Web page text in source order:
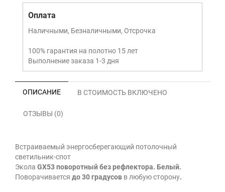
Оплата
Наличными, Безналичными, Отсрочка
100% гарантия на полотно 15 лет
Выполнение заказа 1-3 дня
ОПИСАНИЕ В СТОИМОСТЬ ВКЛЮЧЕНО
ОТЗЫВЫ (0)
Встраиваемый энергосберегающий потолочный
светильник-спот
Экола GX53 поворотный без рефлектора. Белый.
Поворачивается до 30 градусов в любую сторону.